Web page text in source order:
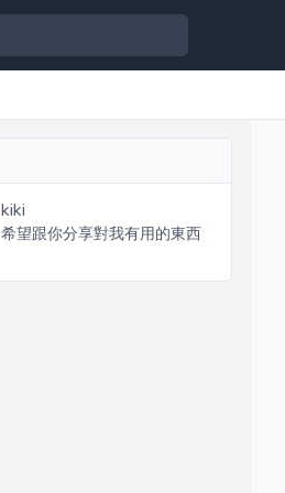
kiki
希望跟你分享對我有用的東西